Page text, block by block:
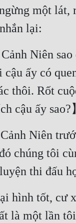
một lát,
lại:
Niên
ấy có
thôi. Rốt
cậu ấy sao?】
Niên
chúng tôi
thi đấu
hình tốt, cư
là một lần